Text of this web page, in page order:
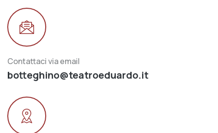
Contattaci via email
botteghino@teatroeduardo.it